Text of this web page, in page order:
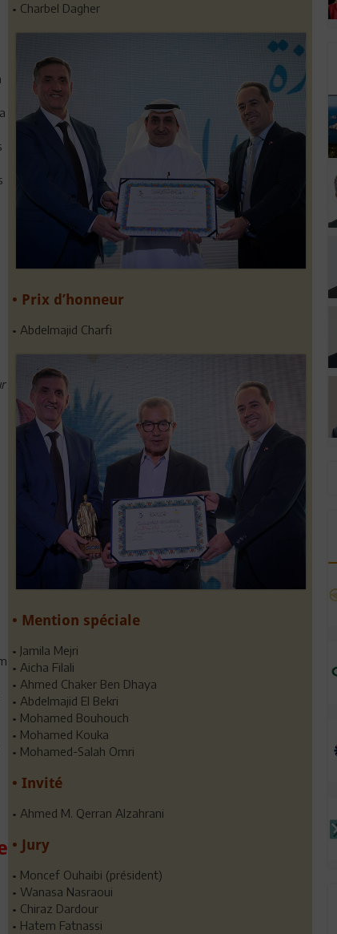
• Charbel Dagher
• Prix d’honneur
• Abdelmajid Charfi
• Mention spéciale
• Jamila Mejri
• Aicha Filali
• Ahmed Chaker Ben Dhaya
• Abdelmajid El Bekri
• Mohamed Bouhouch
• Mohamed Kouka
• Mohamed-Salah Omri
• Invité
• Ahmed M. Qerran Alzahrani
• Jury
• Moncef Ouhaibi (président)
• Wanasa Nasraoui
• Chiraz Dardour
• Hatem Fatnassi